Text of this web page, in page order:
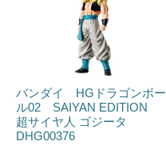
バンダイ HGドラゴンボー
ル02 SAIYAN EDITION
超サイヤ人 ゴジータ
DHG00376